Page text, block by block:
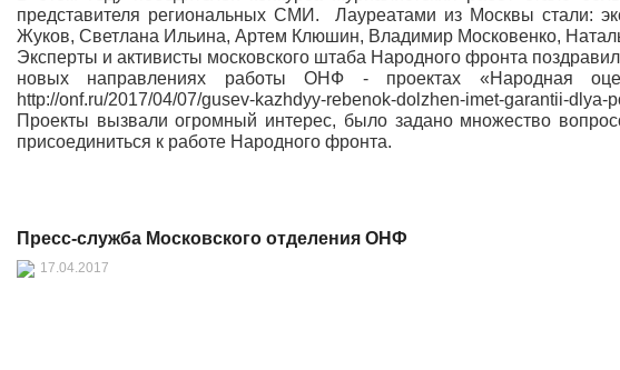
представителя региональных СМИ. Лауреатами из Москвы стали:
Жуков, Светлана Ильина, Артем Клюшин, Владимир Московенко,
Эксперты и активисты московского штаба Народного фронта
новых направлениях работы ОНФ - проектах «Народная
http://onf.ru/2017/04/07/gusev-kazhdyy-rebenok-dolzhen-imet-garantii-
Проекты вызвали огромный интерес, было задано множество
присоединиться к работе Народного фронта.
Пресс-служба Московского отделения ОНФ
17.04.2017